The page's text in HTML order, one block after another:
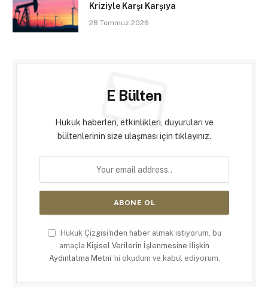
Kriziyle Karşı Karşıya
28 Temmuz 2026
E Bülten
Hukuk haberleri, etkinlikleri, duyuruları ve
bültenlerinin size ulaşması için tıklayınız.
Hukuk Çizgisi'nden haber almak istiyorum, bu
amaçla Kişisel Verilerin İşlenmesine İlişkin
Aydınlatma Metni 'ni okudum ve kabul ediyorum.